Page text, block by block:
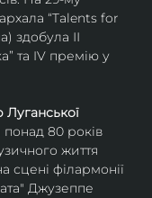
“Talents for
здобула ІІ
та IV премію у
80 років
життя
сцені філармонії
Джузеппе